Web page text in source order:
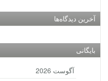
آخرین دیدگاه‌ها
بایگانی
آگوست 2026